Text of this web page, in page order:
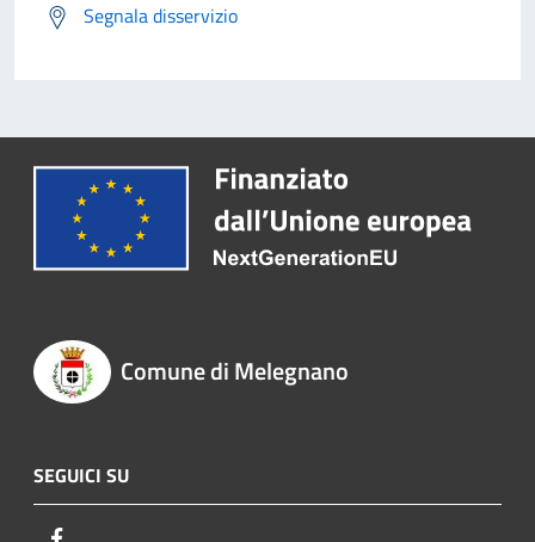
Segnala disservizio
Comune di Melegnano
SEGUICI SU